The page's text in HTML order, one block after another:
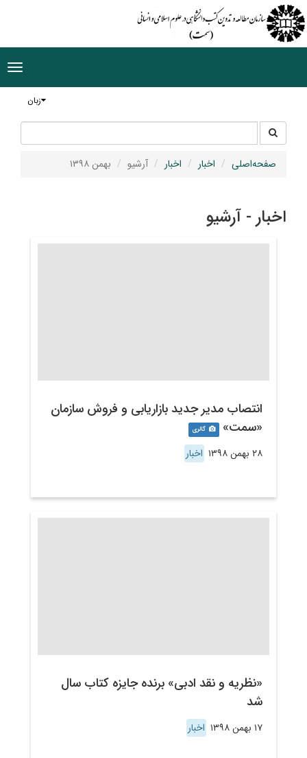
زبان
جستجو
در
سایت
صفحه‌اصلی اخبار اخبار آرشیو بهمن ۱۳۹۸
اخبار - آرشیو
انتصاب مدیر جدید بازاریابی و فروش سازمان
«سمت»
گالری
۲۸ بهمن ۱۳۹۸ اخبار
«نظریه و نقد ادبی» برنده جایزه کتاب سال
شد
۱۷ بهمن ۱۳۹۸ اخبار